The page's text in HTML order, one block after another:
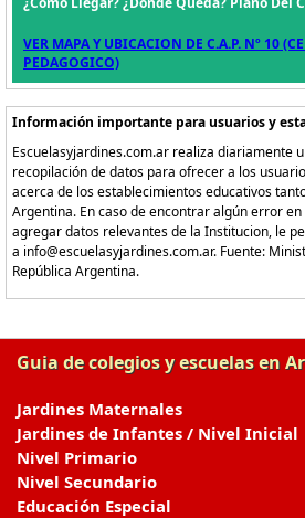
VER MAPA Y UBICACION DE C.A.P. Nº 10
PEDAGOGICO)
Información importante para usuarios y
Escuelasyjardines.com.ar realiza diariamente
recopilación de datos para ofrecer a los
acerca de los establecimientos educativos
Argentina. En caso de encontrar algún error
agregar datos relevantes de la Institucion, le
a info@escuelasyjardines.com.ar. Fuente:
República Argentina.
Guia de colegios y escuelas en
Jardines Maternales
Jardines de Infantes / Nivel Inicial
Nivel Primario
Nivel Secundario
Educación Especial